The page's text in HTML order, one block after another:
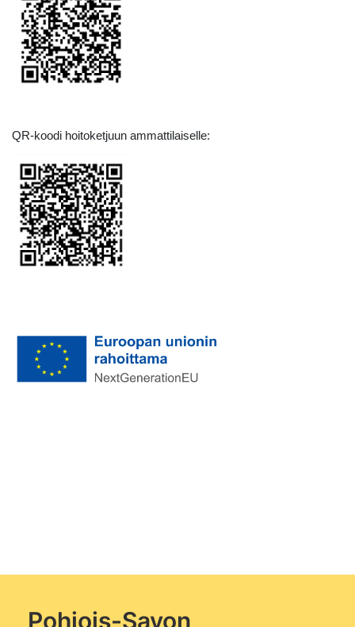
QR-koodi hoitoketjuun ammattilaiselle:
Pohjois-Savon